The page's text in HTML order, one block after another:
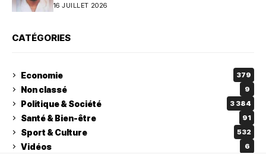
16 JUILLET 2026
CATÉGORIES
Economie 379
Non classé 9
Politique & Société 3 384
Santé & Bien-être 91
Sport & Culture 532
Vidéos 6